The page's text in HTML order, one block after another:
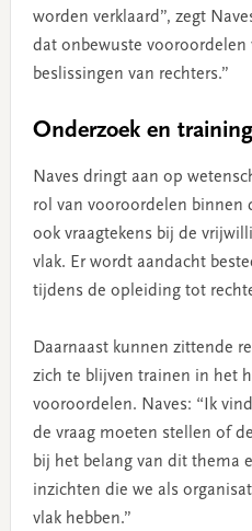
worden verklaard”, zegt
dat onbewuste
beslissingen van rechters.”
Onderzoek en training
Naves dringt aan op
rol van vooroordelen binnen
ook vraagtekens bij de
vlak. Er wordt aandacht
tijdens de opleiding tot
Daarnaast kunnen zittende
zich te blijven trainen in het
vooroordelen. Naves: “Ik
de vraag moeten stellen of
bij het belang van dit thema
inzichten die we als
vlak hebben.”